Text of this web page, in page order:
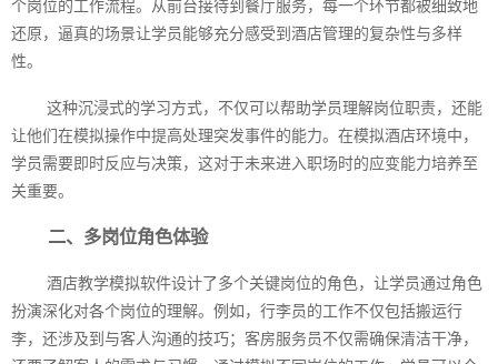
个岗位的工作流程。从前台接待到餐厅服务，每一个环节都被细致地
还原，逼真的场景让学员能够充分感受到酒店管理的复杂性与多样
性。
这种沉浸式的学习方式，不仅可以帮助学员理解岗位职责，还能
让他们在模拟操作中提高处理突发事件的能力。在模拟酒店环境中，
学员需要即时反应与决策，这对于未来进入职场时的应变能力培养至
关重要。
二、多岗位角色体验
酒店教学模拟软件设计了多个关键岗位的角色，让学员通过角色
扮演深化对各个岗位的理解。例如，行李员的工作不仅包括搬运行
李，还涉及到与客人沟通的技巧；客房服务员不仅需确保清洁干净，